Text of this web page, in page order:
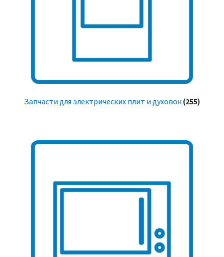
Запчасти для электрических плит и духовок (255)